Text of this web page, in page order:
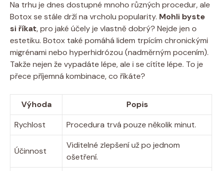
Na trhu je dnes dostupné mnoho různých procedur, ale
Botox se stále drží na vrcholu popularity. Mohli byste
si říkat, pro jaké účely je vlastně dobrý? Nejde jen o
estetiku. Botox také pomáhá lidem trpícím chronickými
migrénami nebo hyperhidrózou (nadměrným pocením).
Takže nejen že vypadáte lépe, ale i se cítíte lépe. To je
přece příjemná kombinace, co říkáte?
Výhoda
Popis
Rychlost
Procedura trvá pouze několik minut.
Účinnost
Viditelné zlepšení už po jednom
ošetření.